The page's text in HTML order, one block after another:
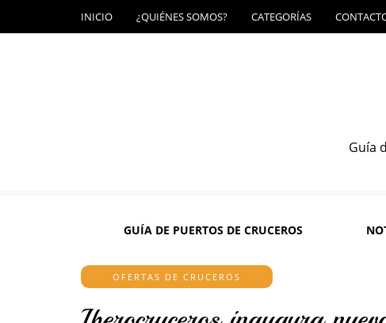
INICIO ¿QUIÉNES SOMOS? CATEGORÍAS
Guía
GUÍA DE PUERTOS DE CRUCEROS
OFERTAS DE CRUCEROS